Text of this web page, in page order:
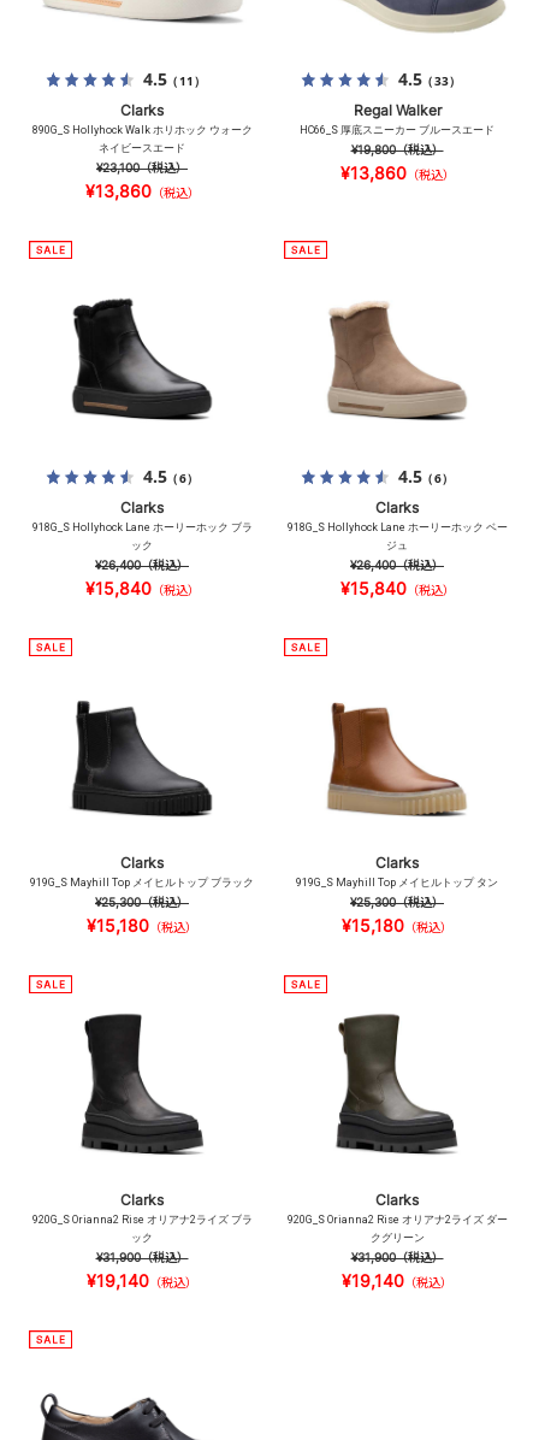
4.5（11）
Clarks
890G_S Hollyhock Walk ホリホック ウォーク
ネイビースエード
¥23,100（税込）
¥13,860（税込）
4.5（33）
Regal Walker
HC66_S 厚底スニーカー ブルースエード
¥19,800（税込）
¥13,860（税込）
4.5（6）
Clarks
918G_S Hollyhock Lane ホーリーホック ブラ
ック
¥26,400（税込）
¥15,840（税込）
4.5（6）
Clarks
918G_S Hollyhock Lane ホーリーホック ベー
ジュ
¥26,400（税込）
¥15,840（税込）
Clarks
919G_S Mayhill Top メイヒルトップ ブラック
¥25,300（税込）
¥15,180 （税込）
Clarks
919G_S Mayhill Top メイヒルトップ タン
¥25,300（税込）
¥15,180 （税込）
Clarks
920G_S Orianna2 Rise オリアナ2ライズ ブラ
ック
¥31,900（税込）
¥19,140 （税込）
Clarks
920G_S Orianna2 Rise オリアナ2ライズ ダー
クグリーン
¥31,900（税込）
¥19,140 （税込）